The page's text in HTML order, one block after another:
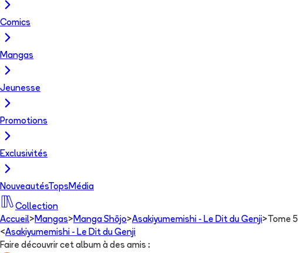
Comics
Mangas
Jeunesse
Promotions
Exclusivités
NouveautésTops Média
Collection
Accueil> Mangas> Manga Shōjo>Asakiyumemishi - Le Dit du Genji> Tome 5
<Asakiyumemishi - Le Dit du Genji
Faire découvrir cet album à des amis :